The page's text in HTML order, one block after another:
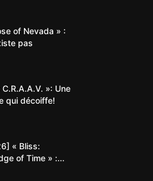
of Nevada » :
pas
»: Une
qui décoiffe!
« Bliss:
of Time » :...